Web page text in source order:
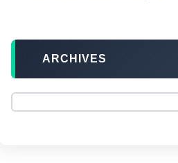
ARCHIVES